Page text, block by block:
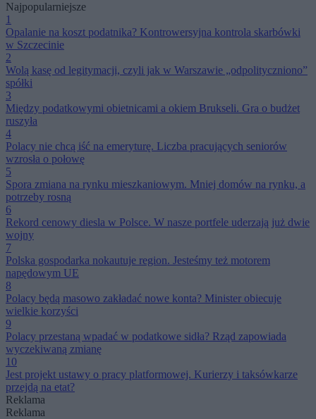
Najpopularniejsze
1
Opalanie na koszt podatnika? Kontrowersyjna kontrola skarbówki
w Szczecinie
2
Wolą kasę od legitymacji, czyli jak w Warszawie „odpolityczniono”
spółki
3
Między podatkowymi obietnicami a okiem Brukseli. Gra o budżet
ruszyła
4
Polacy nie chcą iść na emeryturę. Liczba pracujących seniorów
wzrosła o połowę
5
Spora zmiana na rynku mieszkaniowym. Mniej domów na rynku, a
potrzeby rosną
6
Rekord cenowy diesla w Polsce. W nasze portfele uderzają już dwie
wojny
7
Polska gospodarka nokautuje region. Jesteśmy też motorem
napędowym UE
8
Polacy będą masowo zakładać nowe konta? Minister obiecuje
wielkie korzyści
9
Polacy przestaną wpadać w podatkowe sidła? Rząd zapowiada
wyczekiwaną zmianę
10
Jest projekt ustawy o pracy platformowej. Kurierzy i taksówkarze
przejdą na etat?
Reklama
Reklama